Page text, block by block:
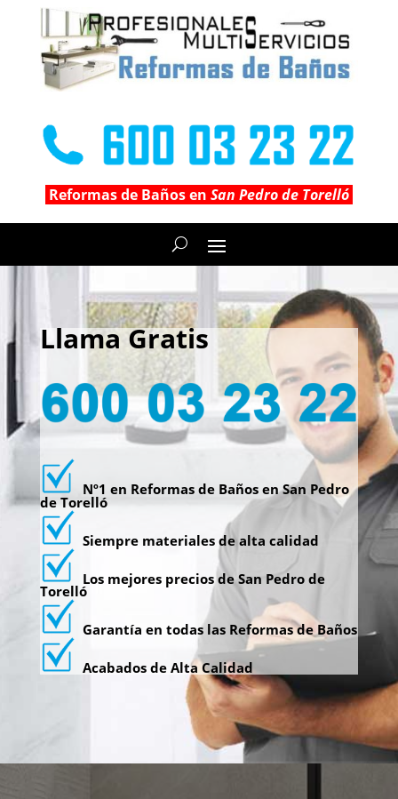
Reformas de Baños en San Pedro de Torelló
Llama Gratis
Nº1 en Reformas de Baños en San Pedro
de Torelló
Siempre materiales de alta calidad
Los mejores precios de San Pedro de
Torelló
Garantía en todas las Reformas de Baños
Acabados de Alta Calidad